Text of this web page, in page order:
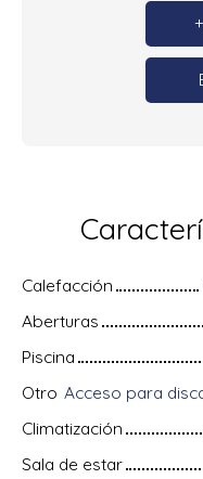
Calefacción
Aberturas
Piscina
Otro
Climatización
Sala de estar